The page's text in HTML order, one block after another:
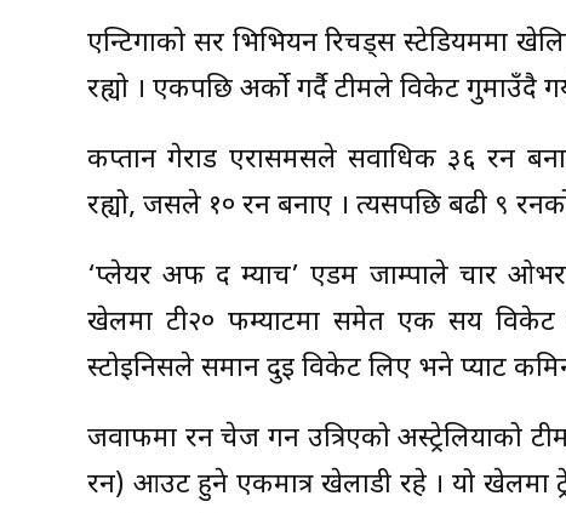
एन्टिगाको सर भिभियन रिचर्ड्स स्टेडियममा
रह्यो । एकपछि अर्को गर्दै टीमले विकेट गुमाउँदै
कप्तान गेरार्ड एरासमसले सर्वाधिक ३६ रन
रह्यो, जसले १० रन बनाए । त्यसपछि बढी ९ रनको
‘प्लेयर अफ द म्याच’ एडम जाम्पाले चार
खेलमा टी२० फर्म्याटमा समेत एक सय
स्टोइनिसले समान दुई विकेट लिए भने प्याट
जवाफमा रन चेज गर्न उत्रिएको अस्ट्रेलियाको
रन) आउट हुने एकमात्र खेलाडी रहे । यो खेलमा